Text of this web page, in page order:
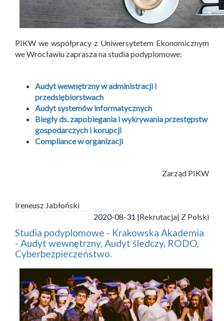
PIKW we współpracy z Uniwersytetem Ekonomicznym
we Wrocławiu zaprasza na studia podyplomowe:
Audyt wewnętrzny w administracji i
przedsiębiorstwach
Audyt systemów informatycznych
Biegły ds. zapobiegania i wykrywania przestępstw
gospodarczych i korupcji
Compliance w organizacji
Zarząd PIKW
Ireneusz Jabłoński
2020-08-31 |Rekrutacja| Z Polski
Studia podyplomowe - Krakowska Akademia
- Audyt wewnętrzny, Audyt śledczy, RODO,
Cyberbezpieczeństwo.